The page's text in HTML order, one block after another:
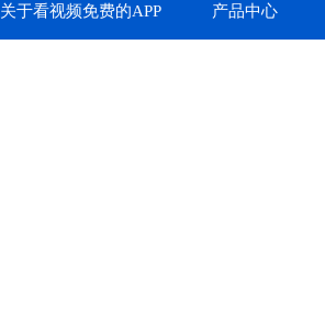
关于看视频免费的APP 产品中心